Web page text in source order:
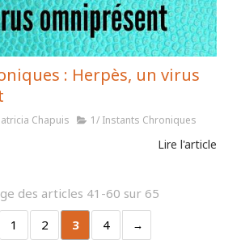
: Herpès, un virus
Chapuis 1/ Instants Chroniques
Lire l'article
des articles 41-60 sur 65
1
2 3 4